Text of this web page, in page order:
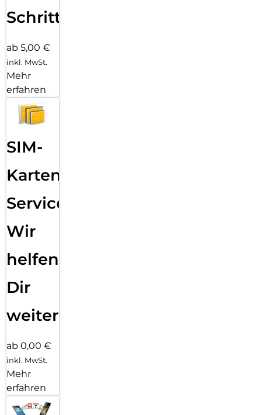
Schritten
ab 5,00 €
inkl. MwSt.
Mehr
erfahren
SIM-
Karten
Service:
Wir
helfen
Dir
weiter
ab 0,00 €
inkl. MwSt.
Mehr
erfahren